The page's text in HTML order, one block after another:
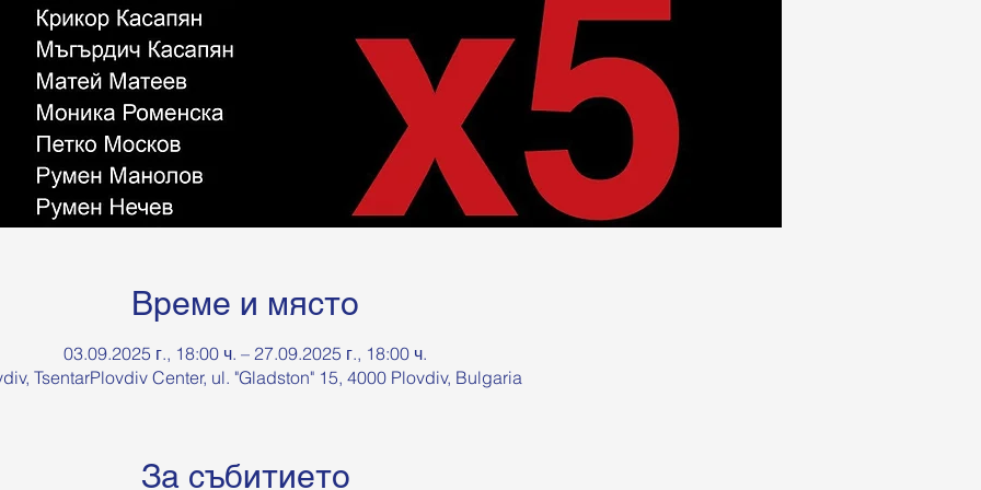
Време и място
03.09.2025 г., 18:00 ч. – 27.09.2025 г., 18:00 ч.
TsentarPlovdiv Center, ul. "Gladston" 15, 4000 Plovdiv, Bulgaria
За събитието